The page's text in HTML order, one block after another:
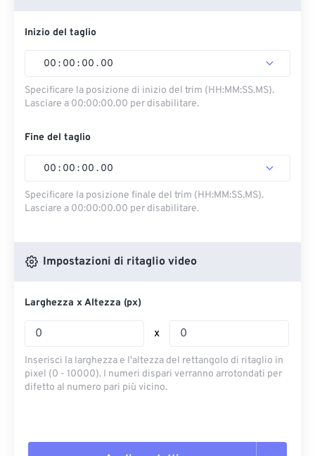
Inizio del taglio
00 : 00 : 00 . 00
Specificare la posizione di inizio del trim (HH:MM:SS.MS).
Lasciare a 00:00:00.00 per disabilitare.
Fine del taglio
00 : 00 : 00 . 00
Specificare la posizione finale del trim (HH:MM:SS.MS).
Lasciare a 00:00:00.00 per disabilitare.
Impostazioni di ritaglio video
Larghezza x Altezza (px)
x
Inserisci la larghezza e l'altezza del rettangolo di ritaglio in
pixel (0 - 10000). I numeri dispari verranno arrotondati per
difetto al numero pari più vicino.